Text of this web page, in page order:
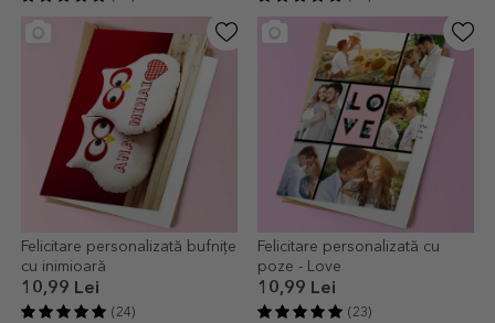
Felicitare personalizată bufnițe
cu inimioară
10,99 Lei
(24)
Felicitare personalizată cu
poze - Love
10,99 Lei
(23)